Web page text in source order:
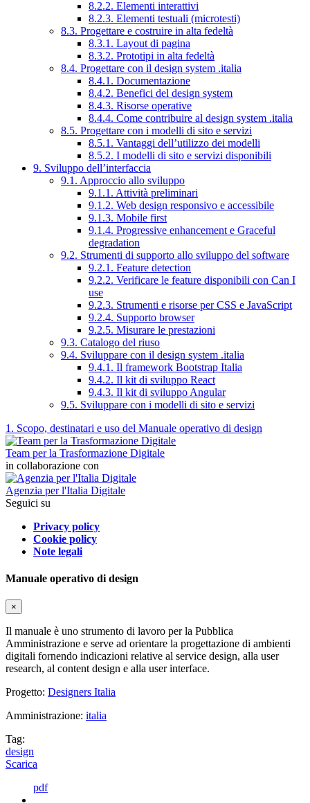
8.2.2. Elementi interattivi
8.2.3. Elementi testuali (microtesti)
8.3. Progettare e costruire in alta fedeltà
8.3.1. Layout di pagina
8.3.2. Prototipi in alta fedeltà
8.4. Progettare con il design system .italia
8.4.1. Documentazione
8.4.2. Benefici del design system
8.4.3. Risorse operative
8.4.4. Come contribuire al design system .italia
8.5. Progettare con i modelli di sito e servizi
8.5.1. Vantaggi dell’utilizzo dei modelli
8.5.2. I modelli di sito e servizi disponibili
9. Sviluppo dell’interfaccia
9.1. Approccio allo sviluppo
9.1.1. Attività preliminari
9.1.2. Web design responsivo e accessibile
9.1.3. Mobile first
9.1.4. Progressive enhancement e Graceful
degradation
9.2. Strumenti di supporto allo sviluppo del software
9.2.1. Feature detection
9.2.2. Verificare le feature disponibili con Can I
use
9.2.3. Strumenti e risorse per CSS e JavaScript
9.2.4. Supporto browser
9.2.5. Misurare le prestazioni
9.3. Catalogo del riuso
9.4. Sviluppare con il design system .italia
9.4.1. Il framework Bootstrap Italia
9.4.2. Il kit di sviluppo React
9.4.3. Il kit di sviluppo Angular
9.5. Sviluppare con i modelli di sito e servizi
1. Scopo, destinatari e uso del Manuale operativo di design
Team per la Trasformazione Digitale
in collaborazione con
Agenzia per l'Italia Digitale
Seguici su
Privacy policy
Cookie policy
Note legali
Manuale operativo di design
×
Il manuale è uno strumento di lavoro per la Pubblica
Amministrazione e serve ad orientare la progettazione di ambienti
digitali fornendo indicazioni relative al service design, alla user
research, al content design e alla user interface.
Progetto: Designers Italia
Amministrazione: italia
Tag:
design
Scarica
pdf